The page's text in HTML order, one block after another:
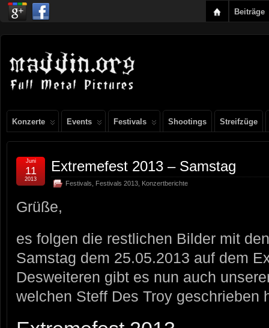
Beiträge
Konzerte Events Festivals Shootings Streifzüge
Extremefest 2013 – Samstag
Festivals Festivals 2013 Konzertberichte
Juni
11
2013
Grüße,
es folgen die restlichen Bilder mit
Samstag dem 25.05.2013 auf dem
Desweiteren gibt es nun auch
welchen Steff Des Troy geschrieben